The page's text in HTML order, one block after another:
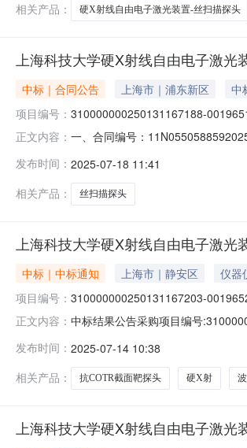
相关产品：
硬X射线自由电子激光装置-丝扫描探头
上海科技大学硬X射线自由电子激光
中标｜合同公告 上海市｜浦东新区
中
项目编号： 310000000250131167188-
正文内容： 一、合同编号：
泰科电子科技有限公司地址：安徽
发布时间： 2025-07-18 11:41
相关产品：
丝扫描探头
上海科技大学硬X射线自由电子激
中标｜中标通知 上海市｜静安区 仪器
项目编号： 310000000250131167203-
正文内容： 中标结果公告采购项目编号
目编号：
发布时间： 2025-07-14 10:38
相关产品：
抗COTR截面靶探头 硬X射
上海科技大学硬X射线自由电子激